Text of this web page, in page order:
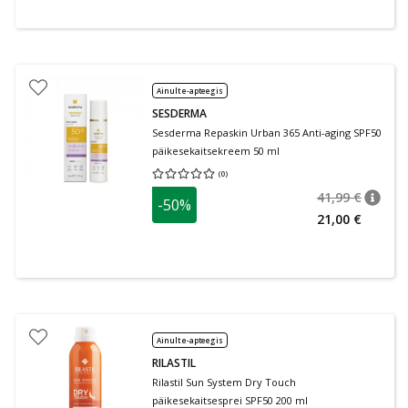
Ainult e-apteegis
SESDERMA
Sesderma Repaskin Urban 365 Anti-aging SPF50
päikesekaitsekreem 50 ml
(0)
Keskmine hinnang 0.00
-50% 41,99 €
21,00 €
Ainult e-apteegis
RILASTIL
Rilastil Sun System Dry Touch
päikesekaitsesprei SPF50 200 ml